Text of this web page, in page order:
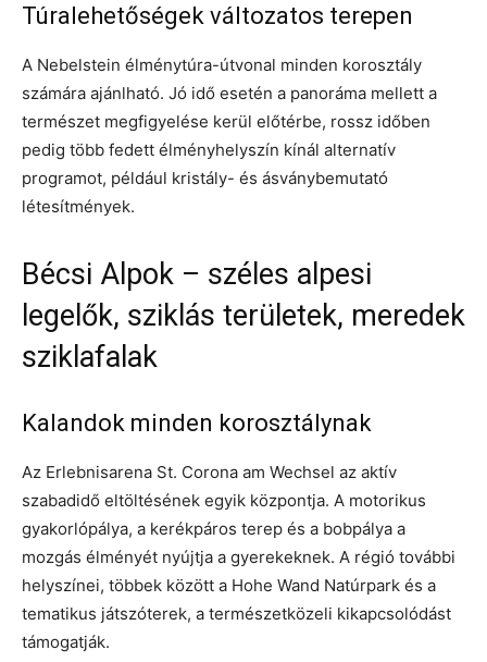
Túralehetőségek változatos terepen
A Nebelstein élménytúra-útvonal minden korosztály
számára ajánlható. Jó idő esetén a panoráma mellett a
természet megfigyelése kerül előtérbe, rossz időben
pedig több fedett élményhelyszín kínál alternatív
programot, például kristály- és ásványbemutató
létesítmények.
Bécsi Alpok – széles alpesi
legelők, sziklás területek, meredek
sziklafalak
Kalandok minden korosztálynak
Az Erlebnisarena St. Corona am Wechsel az aktív
szabadidő eltöltésének egyik központja. A motorikus
gyakorlópálya, a kerékpáros terep és a bobpálya a
mozgás élményét nyújtja a gyerekeknek. A régió további
helyszínei, többek között a Hohe Wand Natúrpark és a
tematikus játszóterek, a természetközeli kikapcsolódást
támogatják.